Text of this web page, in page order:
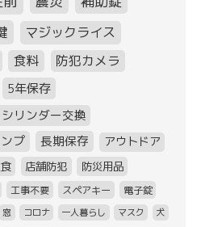
マジックライス
食料
防犯カメラ
5年保存
シリンダー交換
プ 長期保存
アウトドア
店舗防犯 防災用品
工事不要 スペアキー
電子錠
窓 コロナ 一人暮らし マスク 犬